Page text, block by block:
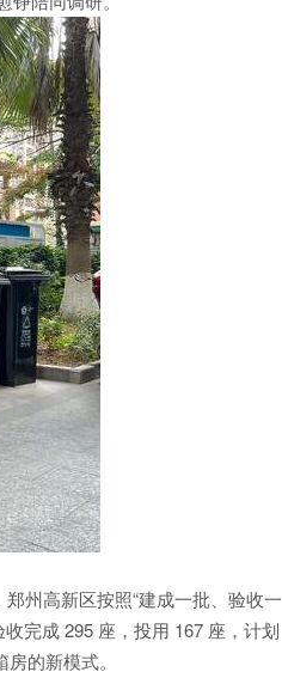
州高新区按照“建成一批、验收一
完成 295 座，投用 167 座，计划
的新模式。